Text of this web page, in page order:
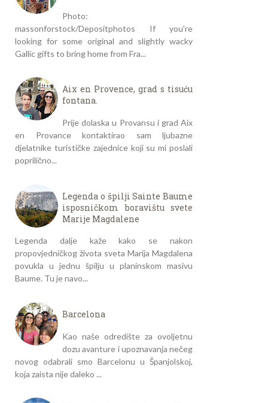
Photo:
massonforstock/Depositphotos If you're
looking for some original and slightly wacky
Gallic gifts to bring home from Fra...
Aix en Provence, grad s tisuću
fontana.
Prije dolaska u Provansu i grad Aix
en Provance kontaktirao sam ljubazne
djelatnike turističke zajednice koji su mi poslali
poprilično...
Legenda o špilji Sainte Baume
isposničkom boravištu svete
Marije Magdalene
Legenda dalje kaže kako se nakon
propovjedničkog života sveta Marija Magdalena
povukla u jednu špilju u planinskom masivu
Baume. Tu je navo...
Barcelona
Kao naše odredište za ovoljetnu
dozu avanture i upoznavanja nečeg
novog odabrali smo Barcelonu u Španjolskoj,
koja zaista nije daleko ...